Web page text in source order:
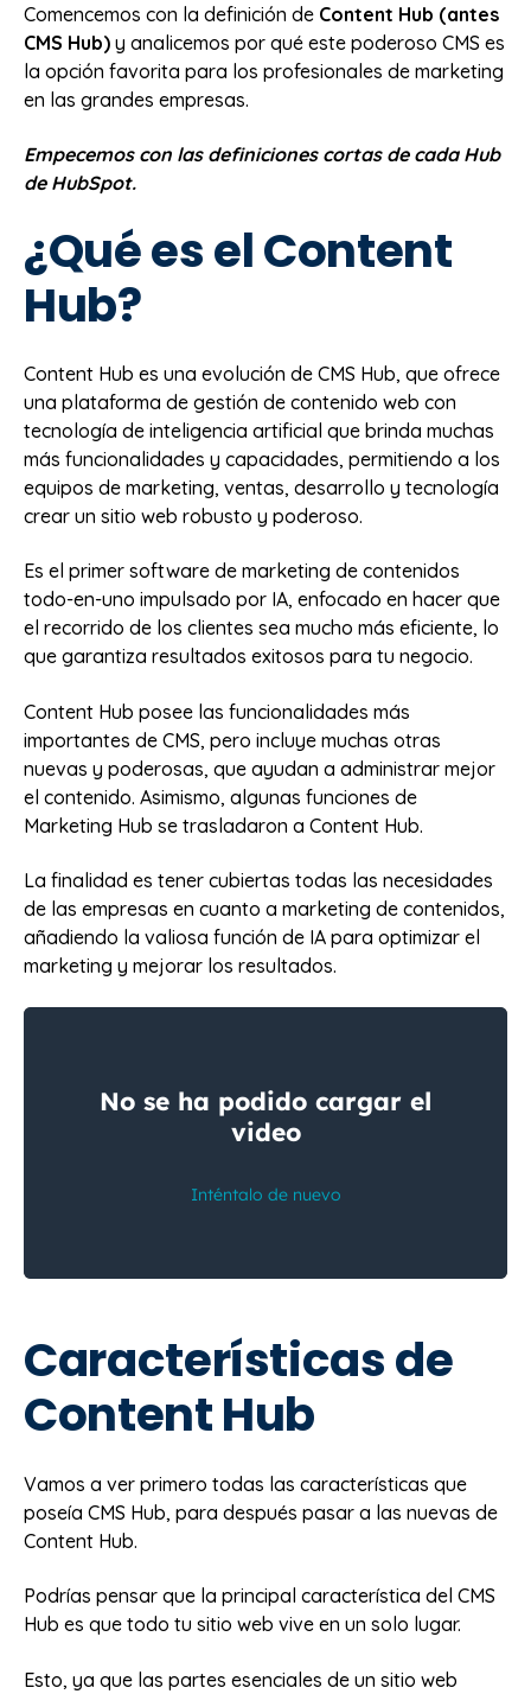
Comencemos con la definición de Content Hub (antes
CMS Hub) y analicemos por qué este poderoso CMS es
la opción favorita para los profesionales de marketing
en las grandes empresas.
Empecemos con las definiciones cortas de cada Hub
de HubSpot.
¿Qué es el Content
Hub?
Content Hub es una evolución de CMS Hub, que ofrece
una plataforma de gestión de contenido web con
tecnología de inteligencia artificial que brinda muchas
más funcionalidades y capacidades, permitiendo a los
equipos de marketing, ventas, desarrollo y tecnología
crear un sitio web robusto y poderoso.
Es el primer software de marketing de contenidos
todo-en-uno impulsado por IA, enfocado en hacer que
el recorrido de los clientes sea mucho más eficiente, lo
que garantiza resultados exitosos para tu negocio.
Content Hub posee las funcionalidades más
importantes de CMS, pero incluye muchas otras
nuevas y poderosas, que ayudan a administrar mejor
el contenido. Asimismo, algunas funciones de
Marketing Hub se trasladaron a Content Hub.
La finalidad es tener cubiertas todas las necesidades
de las empresas en cuanto a marketing de contenidos,
añadiendo la valiosa función de IA para optimizar el
marketing y mejorar los resultados.
Características de
Content Hub
Vamos a ver primero todas las características que
poseía CMS Hub, para después pasar a las nuevas de
Content Hub.
Podrías pensar que la principal característica del CMS
Hub es que todo tu sitio web vive en un solo lugar.
Esto, ya que las partes esenciales de un sitio web